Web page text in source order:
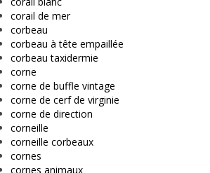
corail de mer
corbeau
corbeau à tête empaillée
corbeau taxidermie
corne
corne de buffle vintage
corne de cerf de virginie
corne de direction
corneille
corneille corbeaux
cornes
cornes animaux